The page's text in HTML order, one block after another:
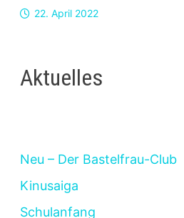
22. April 2022
Aktuelles
Neu – Der Bastelfrau-Club
Kinusaiga
Schulanfang